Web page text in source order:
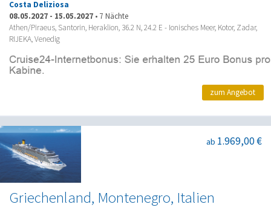
Costa Deliziosa
08.05.2027 - 15.05.2027 • 7 Nächte
Athen/Piraeus, Santorin, Heraklion, 36.2 N, 24.2 E - Ionisches Meer, Kotor, Zadar,
RIJEKA, Venedig
zum Angebot
Griechenland, Montenegro, Italien
ab 1.969,00 €